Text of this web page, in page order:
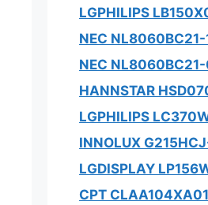
LGPHILIPS
NEC NL8060BC21-
NEC
HANNSTAR
LGPHILIPS
INNOLUX
LGDISPLAY
CPT